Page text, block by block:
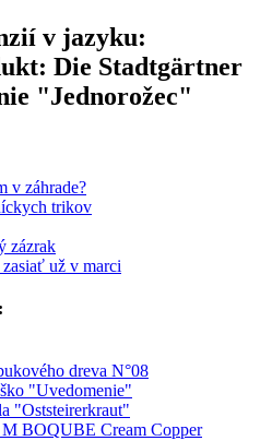
v jazyku:
Die Stadtgärtner
"Jednorožec"
v záhrade?
trikov
zázrak
už v marci
dreva N°08
"Uvedomenie"
"Oststeirerkraut"
BOQUBE Cream Copper